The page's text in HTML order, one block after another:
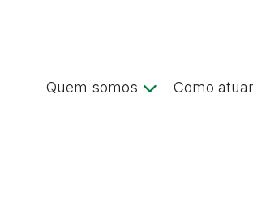
Quem somos Como